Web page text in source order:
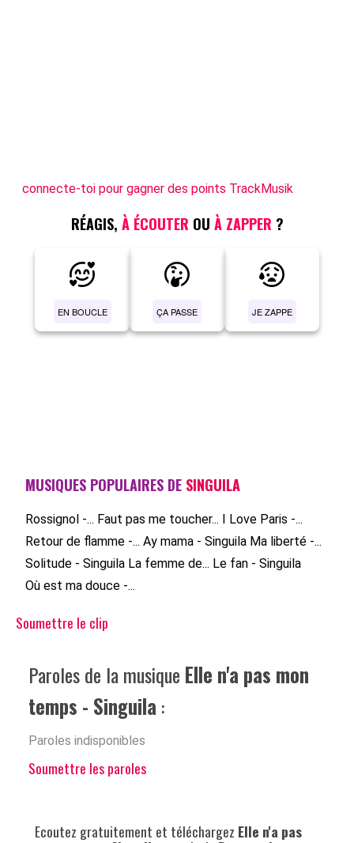
connecte-toi pour gagner des points TrackMusik
RÉAGIS, À ÉCOUTER OU À ZAPPER ?
EN BOUCLE ÇA PASSE JE ZAPPE
MUSIQUES POPULAIRES DE SINGUILA
Rossignol -... Faut pas me toucher... I Love Paris -...
Retour de flamme -... Ay mama - Singuila Ma liberté -...
Solitude - Singuila La femme de... Le fan - Singuila
Où est ma douce -...
Soumettre le clip
Paroles de la musique Elle n'a pas mon
temps - Singuila :
Paroles indisponibles
Soumettre les paroles
Ecoutez gratuitement et téléchargez Elle n'a pas